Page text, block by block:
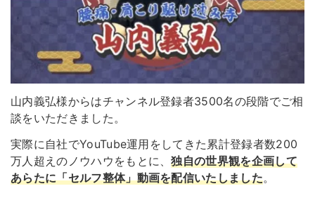
山内義弘様からはチャンネル登録者3500名の段階でご相
談をいただきました。
実際に自社でYouTube運用をしてきた累計登録者数200
万人超えのノウハウをもとに、独自の世界観を企画して
あらたに「セルフ整体」動画を配信いたしました。